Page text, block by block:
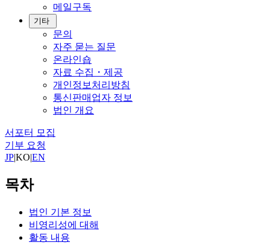
메일구독
기타
문의
자주 묻는 질문
온라인숍
자료 수집・제공
개인정보처리방침
통신판매업자 정보
법인 개요
서포터 모집
기부 요청
JP|KO|EN
목차
법인 기본 정보
비영리성에 대해
활동 내용